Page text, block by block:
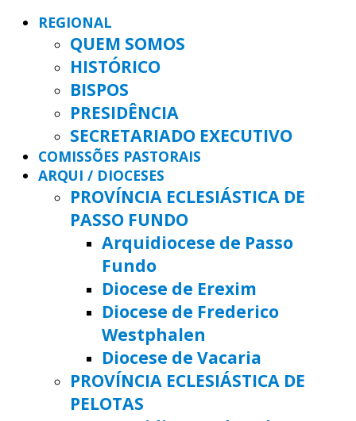
REGIONAL
QUEM SOMOS
HISTÓRICO
BISPOS
PRESIDÊNCIA
SECRETARIADO EXECUTIVO
COMISSÕES PASTORAIS
ARQUI / DIOCESES
PROVÍNCIA ECLESIÁSTICA DE
PASSO FUNDO
Arquidiocese de Passo
Fundo
Diocese de Erexim
Diocese de Frederico
Westphalen
Diocese de Vacaria
PROVÍNCIA ECLESIÁSTICA DE
PELOTAS